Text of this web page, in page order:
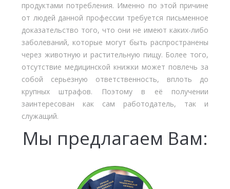
продуктами потребления. Именно по этой причине
от людей данной профессии требуется письменное
доказательство того, что они не имеют каких-либо
заболеваний, которые могут быть распространены
через животную и растительную пищу. Более того,
отсутствие медицинской книжки может повлечь за
собой серьезную ответственность, вплоть до
крупных штрафов. Поэтому в её получении
заинтересован как сам работодатель, так и
служащий.
Мы предлагаем Вам: